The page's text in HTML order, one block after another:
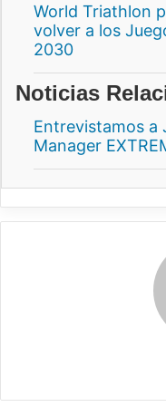
World Triathlon
volver a los
2030
Noticias
Entrevistamos a
Manager